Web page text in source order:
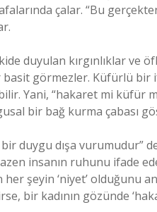
çalar. “Bu
duyulan kırgınlıklar ve
basit görmezler. Küfürlü
Yani, “hakaret mi küfür
bir bağ kurma çabası
duygu dışa
insanın ruhunu ifade
şeyin ‘niyet’ olduğunu
bir kadının gözünde